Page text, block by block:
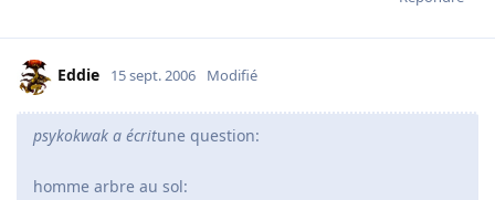
Eddie 15 sept. 2006 Modifié
psykokwak a écritune question:
homme arbre au sol: